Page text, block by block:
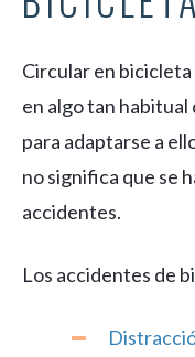
Circular en
en algo tan habitual
para adaptarse a
no significa que se
accidentes.
Los accidentes de